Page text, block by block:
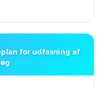
for udfasning af